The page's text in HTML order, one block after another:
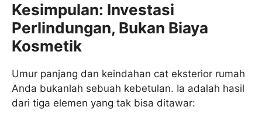
Kesimpulan: Investasi
Perlindungan, Bukan Biaya
Kosmetik
Umur panjang dan keindahan cat eksterior rumah
Anda bukanlah sebuah kebetulan. Ia adalah hasil
dari tiga elemen yang tak bisa ditawar: